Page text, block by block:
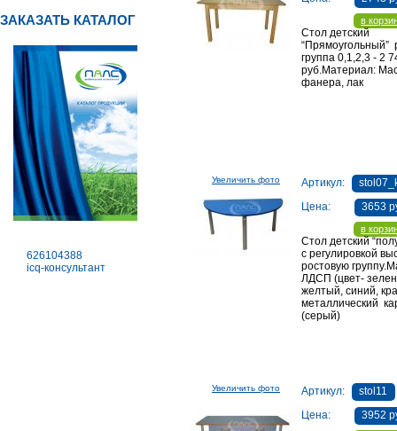
ЗАКАЗАТЬ КАТАЛОГ
626104388
icq-консультант
в
Стол детский
“Прямоугольный”
группа 0,1,2,3 - 2
руб.Материал:
фанера, лак
(безцветный)Размеры:
Увеличить фото Артикул:
Цена:
3653
в
Стол детский
с регулировкой
ростовую
ЛДСП (цвет-
желтый, синий,
металлический
(серый)
Увеличить фото Артикул:
stol11
Цена:
3952